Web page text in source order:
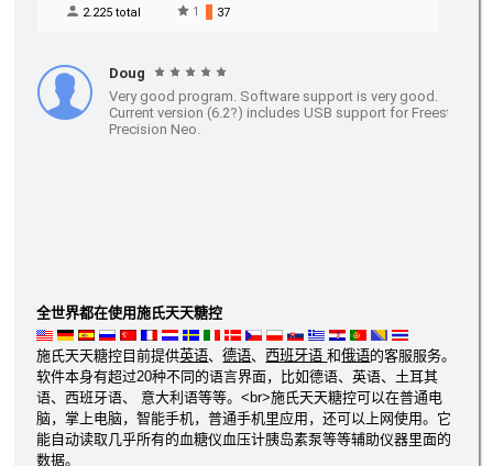
全世界都在使用施氏天天糖控
施氏天天糖控目前提供英语、德语、西班牙语和俄语的客服服务。
软件本身有超过20种不同的语言界面，比如德语、英语、土耳其
语、西班牙语、 意大利语等等。<br>施氏天天糖控可以在普通电
脑，掌上电脑，智能手机，普通手机里应用，还可以上网使用。它
能自动读取几乎所有的血糖仪血压计胰岛素泵等等辅助仪器里面的
数据。